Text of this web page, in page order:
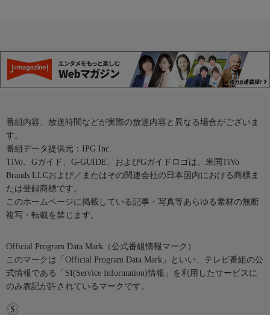
番組内容、放送時間などが実際の放送内容と異なる場合がございま
す。
番組データ提供元：IPG Inc.
TiVo、Gガイド、G-GUIDE、およびGガイドロゴは、米国TiVo
Brands LLCおよび／またはその関連会社の日本国内における商標ま
たは登録商標です。
このホームページに掲載している記事・写真等あらゆる素材の無断
複写・転載を禁じます。
Official Program Data Mark（公式番組情報マーク）
このマークは「Official Program Data Mark」といい、テレビ番組の公
式情報である「SI(Service Information)情報」を利用したサービスに
のみ表記が許されているマークです。